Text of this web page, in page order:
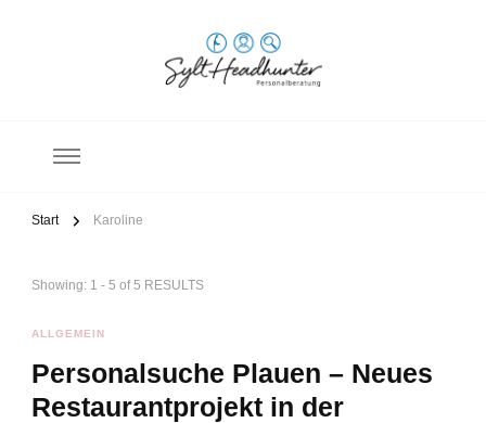
Personalberatung
Start Karoline
Showing: 1 - 5 of 5 RESULTS
ALLGEMEIN
Personalsuche Plauen – Neues
Restaurantprojekt in der